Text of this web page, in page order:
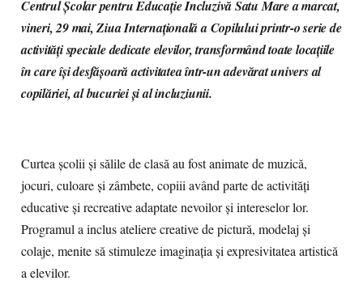
Centrul Școlar pentru Educație Incluzivă Satu Marea marcat,
vineri, 29 mai, Ziua Internațională a Copilului printr-o serie de
activități speciale dedicate elevilor, transformând toate locațiile
în care își desfășoară activitatea într-un adevărat univers al
copilăriei, al bucuriei și al incluziunii.
Curtea școlii și sălile de clasă au fost animate de muzică,
jocuri, culoare și zâmbete, copiii având parte de activități
educative și recreative adaptate nevoilor și intereselor lor.
Programul a inclus ateliere creative de pictură, modelaj și
colaje, menite să stimuleze imaginația și expresivitatea artistică
a elevilor.